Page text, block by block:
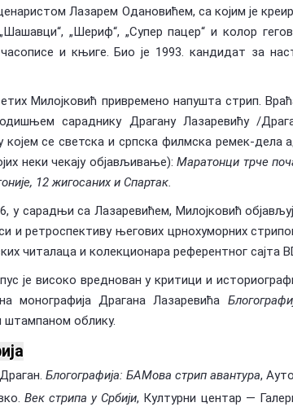
Лазарем Одановићем, са којим је
„Шериф“, „Супер пацер“ и колор
и књиге. Био је 1993. кандидат за
Милојковић привремено напушта стрип.
сараднику Драгану Лазаревићу /
се светска и српска филмска ремек-дела
неки чекају објављивање):Маратонци трче
12 жигосаних и Спартак.
у сарадњи са Лазаревићем, Милојковић
и ретроспективу његових црнохуморних
читалаца и колекционара референтног сајта
је високо вреднован у критици и
монографија Драгана Лазаревића
штампаном облику.
Блогографија: БАМова стрип авантура,
Век стрипа у Србији, Културни центар —